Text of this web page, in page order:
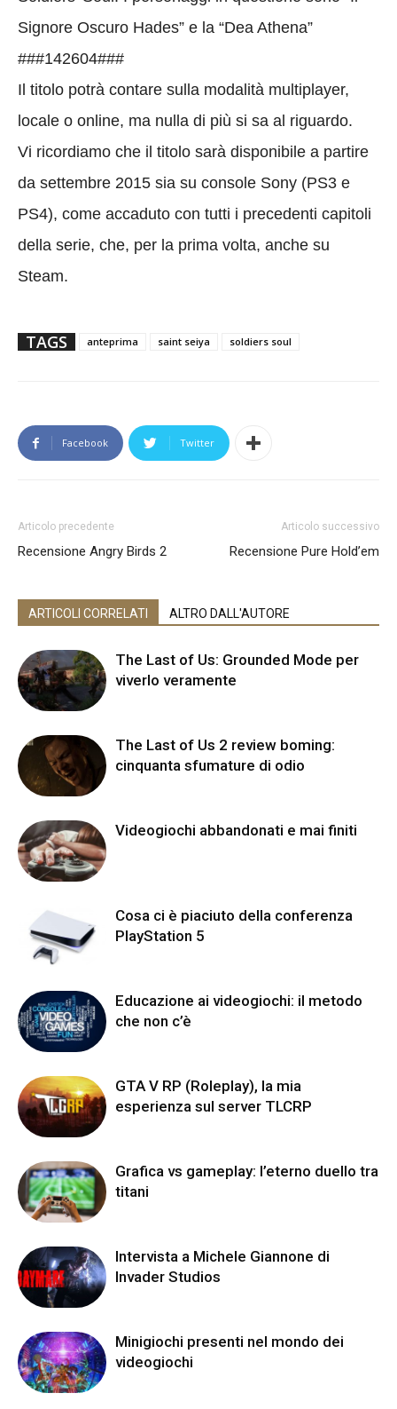
Signore Oscuro Hades” e la “Dea Athena”
###142604###
Il titolo potrà contare sulla modalità multiplayer,
locale o online, ma nulla di più si sa al riguardo.
Vi ricordiamo che il titolo sarà disponibile a partire
da settembre 2015 sia su console Sony (PS3 e
PS4), come accaduto con tutti i precedenti capitoli
della serie, che, per la prima volta, anche su
Steam.
TAGS anteprima saint seiya soldiers soul
Facebook Twitter
Articolo precedente
Recensione Angry Birds 2
Articolo successivo
Recensione Pure Hold’em
ARTICOLI CORRELATI ALTRO DALL'AUTORE
The Last of Us: Grounded Mode per
viverlo veramente
The Last of Us 2 review boming:
cinquanta sfumature di odio
Videogiochi abbandonati e mai finiti
Cosa ci è piaciuto della conferenza
PlayStation 5
Educazione ai videogiochi: il metodo
che non c’è
GTA V RP (Roleplay), la mia
esperienza sul server TLCRP
Grafica vs gameplay: l’eterno duello tra
titani
Intervista a Michele Giannone di
Invader Studios
Minigiochi presenti nel mondo dei
videogiochi